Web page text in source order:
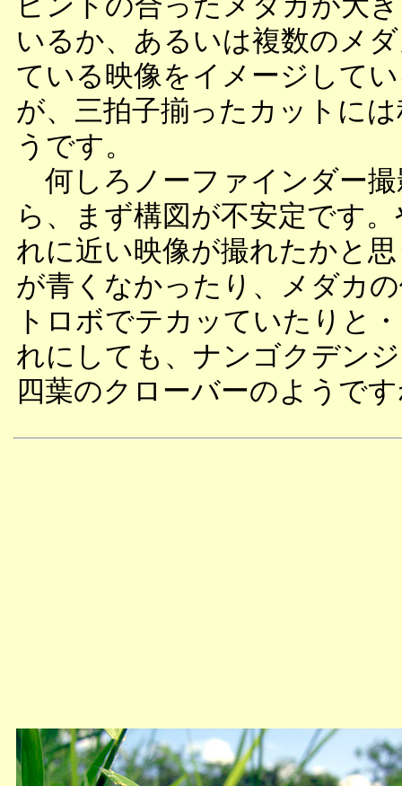
いるか、あるいは複数のメ
ている映像をイメージして
が、三拍子揃ったカットに
うです。
何しろノーファインダー撮
ら、まず構図が不安定です
れに近い映像が撮れたかと
が青くなかったり、メダカ
トロボでテカッていたりと
れにしても、ナンゴクデン
四葉のクローバーのようで